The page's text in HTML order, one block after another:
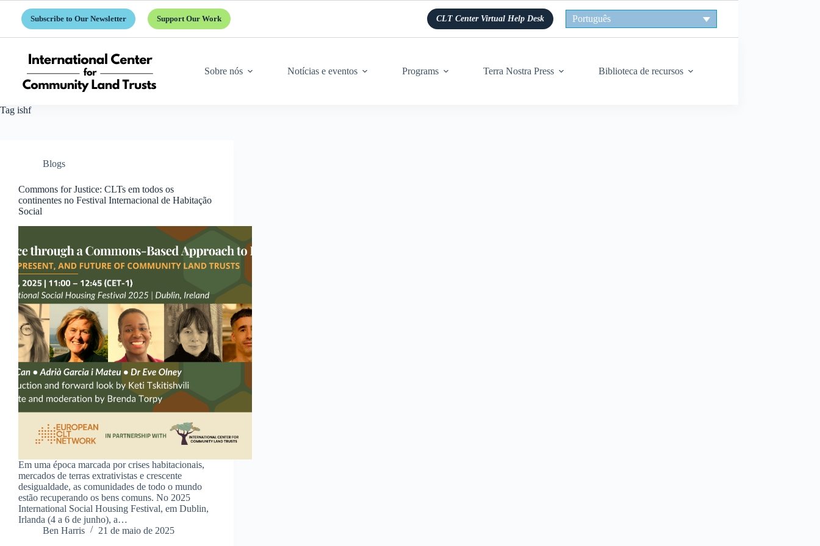
conteúdo
Subscribe to Our Newsletter Support Our Work CLT Center Virtual Help Desk Português
Sobre nós Notícias e eventos Programs Terra Nostra Press Biblioteca de recursos
Tag ishf
Blogs
Commons for Justice: CLTs em todos os
continentes no Festival Internacional de Habitação
Social
Em uma época marcada por crises habitacionais,
mercados de terras extrativistas e crescente
desigualdade, as comunidades de todo o mundo
estão recuperando os bens comuns. No 2025
International Social Housing Festival, em Dublin,
Irlanda (4 a 6 de junho), a…
Ben Harris
21 de maio de 2025